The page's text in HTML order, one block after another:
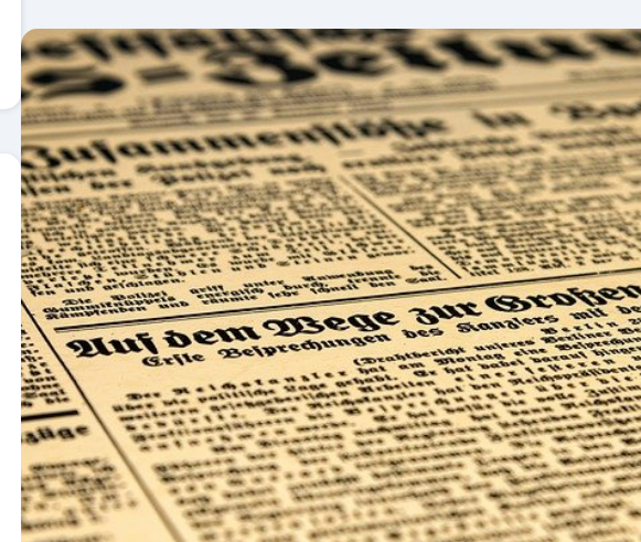
health
2025年6月18日
【食事と健康】
mental
2025年6月16日
【心の話】一流ほど